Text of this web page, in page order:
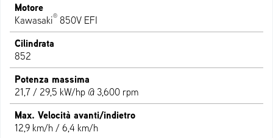
Motore
Kawasaki® 850V EFI
Cilindrata
852
Potenza massima
21,7 / 29,5 kW/hp @ 3,600 rpm
Max. Velocità avanti/indietro
12,9 km/h / 6,4 km/h